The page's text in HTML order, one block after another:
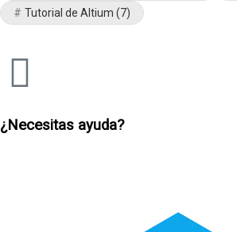
Tutorial de Altium (7)
¿Necesitas ayuda?